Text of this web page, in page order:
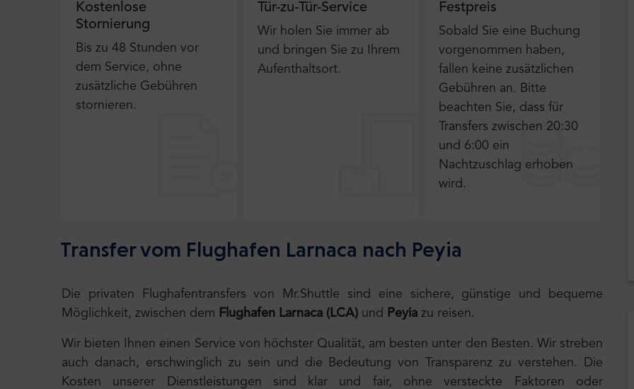
Kostenlose
Stornierung
Bis zu 48 Stunden vor
dem Service, ohne
zusätzliche Gebühren
stornieren.
Tür-zu-Tür-Service
Wir holen Sie immer ab
und bringen Sie zu Ihrem
Aufenthaltsort.
Festpreis
Sobald Sie eine Buchung
vorgenommen haben,
fallen keine zusätzlichen
Gebühren an. Bitte
beachten Sie, dass für
Transfers zwischen 20:30
und 6:00 ein
Nachtzuschlag erhoben
wird.
Transfer vom Flughafen Larnaca nach Peyia
Die privaten Flughafentransfers von Mr.Shuttle sind eine sichere, günstige und bequeme
Möglichkeit, zwischen dem Flughafen Larnaca (LCA) und Peyia zu reisen.
Wir bieten Ihnen einen Service von höchster Qualität, am besten unter den Besten. Wir streben
auch danach, erschwinglich zu sein und die Bedeutung von Transparenz zu verstehen. Die
Kosten unserer Dienstleistungen sind klar und fair, ohne versteckte Faktoren oder